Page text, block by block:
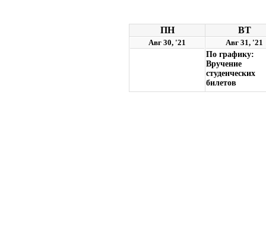
ПН ВТ
Авг 30, '21
Авг 31, '21
По графику:
Вручение
студенческих
билетов